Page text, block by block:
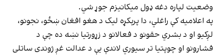
وضعیت لپاره دغه ډول میکانیزم جوړ شي.
په اعلامیه کې راغلي، دا پرېکړه لیک د هغو افغان ښځو، نجونو،
لږکیو او د بشري حقونو د فعالانو د زړورتیا نښه ده چې د
فشارونو او چوپتیا تر سیوري لاندې یې د عدالت غږ ژوندی ساتلی